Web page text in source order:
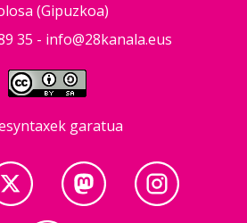
(Gipuzkoa)
35 - info@28kanala.eus
garatua